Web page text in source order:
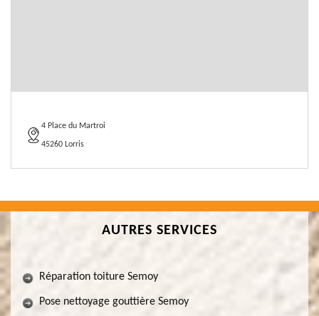
4 Place du Martroi
45260 Lorris
AUTRES SERVICES
Réparation toiture Semoy
Pose nettoyage gouttière Semoy